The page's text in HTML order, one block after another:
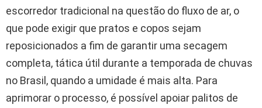
escorredor tradicional na questão do fluxo de ar, o
que pode exigir que pratos e copos sejam
reposicionados a fim de garantir uma secagem
completa, tática útil durante a temporada de chuvas
no Brasil, quando a umidade é mais alta. Para
aprimorar o processo, é possível apoiar palitos de